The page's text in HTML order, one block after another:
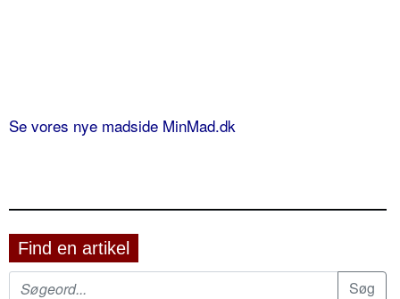
Se vores nye madside MinMad.dk
Find en artikel